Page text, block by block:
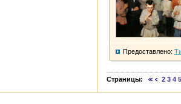
Предоставлено:
Страницы: 2 3 4 5